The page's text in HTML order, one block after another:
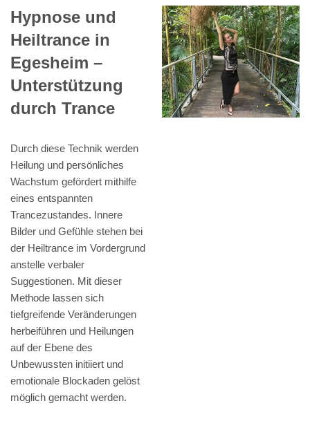
Hypnose und
Heiltrance in
Egesheim –
Unterstützung
durch Trance
Durch diese Technik werden
Heilung und persönliches
Wachstum gefördert mithilfe
eines entspannten
Trancezustandes. Innere
Bilder und Gefühle stehen bei
der Heiltrance im Vordergrund
anstelle verbaler
Suggestionen. Mit dieser
Methode lassen sich
tiefgreifende Veränderungen
herbeiführen und Heilungen
auf der Ebene des
Unbewussten initiiert und
emotionale Blockaden gelöst
möglich gemacht werden.